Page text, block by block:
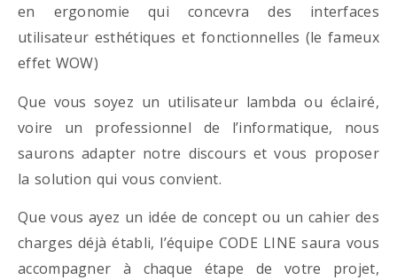
en ergonomie qui concevra des interfaces
utilisateur esthétiques et fonctionnelles (le fameux
effet WOW)
Que vous soyez un utilisateur lambda ou éclairé,
voire un professionnel de l’informatique, nous
saurons adapter notre discours et vous proposer
la solution qui vous convient.
Que vous ayez un idée de concept ou un cahier des
charges déjà établi, l’équipe CODE LINE saura vous
accompagner à chaque étape de votre projet,